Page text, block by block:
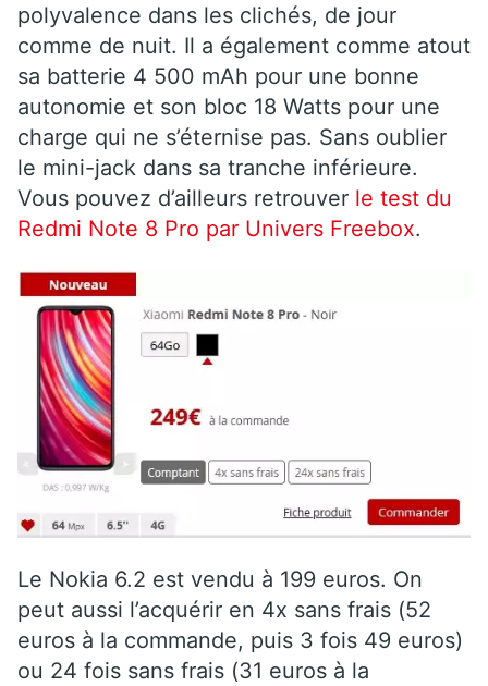
polyvalence dans les clichés, de jour
comme de nuit. Il a également comme atout
sa batterie 4 500 mAh pour une bonne
autonomie et son bloc 18 Watts pour une
charge qui ne s’éternise pas. Sans oublier
le mini-jack dans sa tranche inférieure.
Vous pouvez d’ailleurs retrouver le test du
Redmi Note 8 Pro par Univers Freebox.
Le Nokia 6.2 est vendu à 199 euros. On
peut aussi l’acquérir en 4x sans frais (52
euros à la commande, puis 3 fois 49 euros)
ou 24 fois sans frais (31 euros à la